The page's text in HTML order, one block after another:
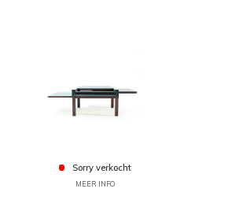
Sorry verkocht
MEER INFO